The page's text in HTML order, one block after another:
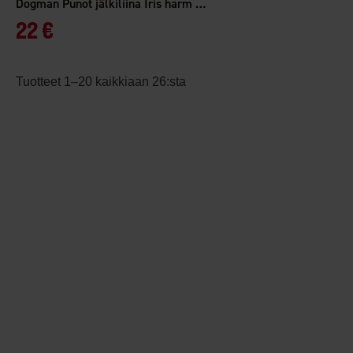
Dogman Punot jälkiliina Iris harm 15m
22 €
Tuotteet 1–20 kaikkiaan 26:sta